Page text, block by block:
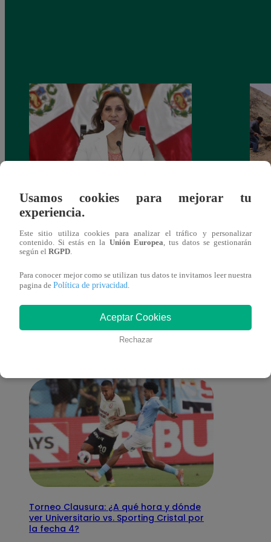
Congreso: proponen que el aumento del
salario presidencial se aplique desde 2026
Las
También te puede
interesar
Torneo Clausura: ¿A qué hora y dónde
ver Universitario vs. Sporting Cristal por
la fecha 4?
Usamos cookies para mejorar tu
experiencia.
Este sitio utiliza cookies para analizar el tráfico y personalizar
contenido. Si estás en la Unión Europea, tus datos se gestionarán
según el RGPD.
Para conocer mejor como se utilizan tus datos te invitamos leer nuestra
pagina de Política de privacidad.
Aceptar Cookies
Rechazar